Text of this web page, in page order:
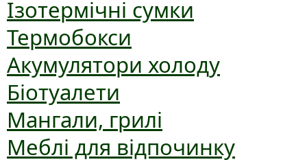
Ізотермічні сумки
Термобокси
Акумулятори холоду
Біотуалети
Мангали, грилі
Меблі для відпочинку